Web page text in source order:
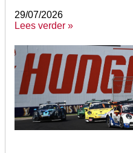
29/07/2026
Lees verder »